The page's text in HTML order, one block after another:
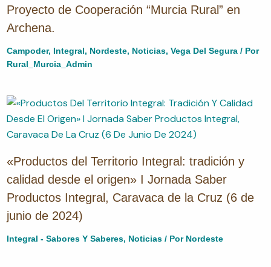
Proyecto de Cooperación “Murcia Rural” en
Archena.
Campoder, Integral, Nordeste, Noticias,Vega Del Segura / Por
Rural_Murcia_Admin
«Productos del Territorio Integral: tradición y
calidad desde el origen» I Jornada Saber
Productos Integral, Caravaca de la Cruz (6 de
junio de 2024)
Integral - Sabores Y Saberes, Noticias / Por Nordeste